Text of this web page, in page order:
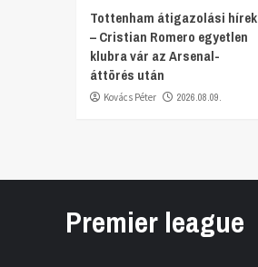
Tottenham átigazolási hírek
– Cristian Romero egyetlen
klubra vár az Arsenal-
áttörés után
Kovács Péter 2026.08.09.
Premier league